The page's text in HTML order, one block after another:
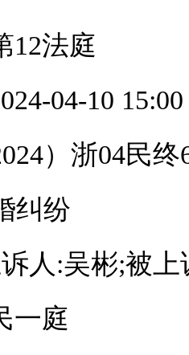
法庭
04-10 15:00
）浙04民终
纷
人:吴彬;被上
一庭